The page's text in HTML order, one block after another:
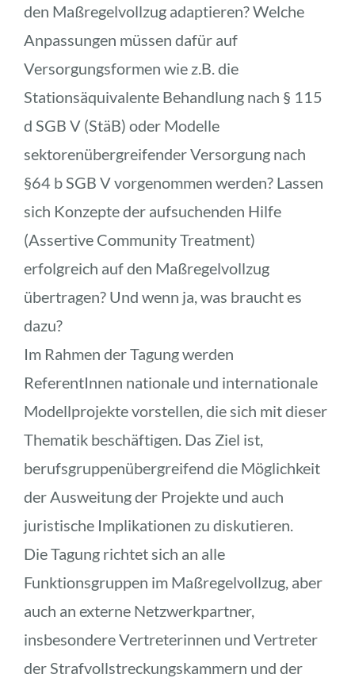
den Maßregelvollzug adaptieren? Welche
Anpassungen müssen dafür auf
Versorgungsformen wie z.B. die
Stationsäquivalente Behandlung nach § 115
d SGB V (StäB) oder Modelle
sektorenübergreifender Versorgung nach
§64 b SGB V vorgenommen werden? Lassen
sich Konzepte der aufsuchenden Hilfe
(Assertive Community Treatment)
erfolgreich auf den Maßregelvollzug
übertragen? Und wenn ja, was braucht es
dazu?
Im Rahmen der Tagung werden
ReferentInnen nationale und internationale
Modellprojekte vorstellen, die sich mit dieser
Thematik beschäftigen. Das Ziel ist,
berufsgruppenübergreifend die Möglichkeit
der Ausweitung der Projekte und auch
juristische Implikationen zu diskutieren.
Die Tagung richtet sich an alle
Funktionsgruppen im Maßregelvollzug, aber
auch an externe Netzwerkpartner,
insbesondere Vertreterinnen und Vertreter
der Strafvollstreckungskammern und der